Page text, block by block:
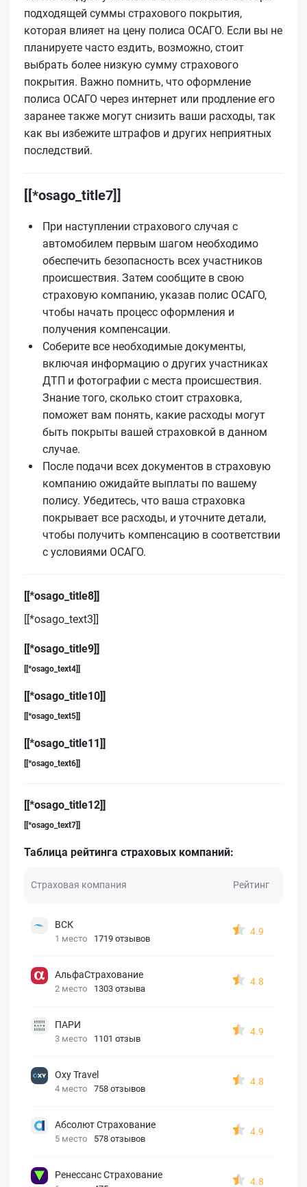
подходящей суммы страхового покрытия,
которая влияет на цену полиса ОСАГО. Если вы не
планируете часто ездить, возможно, стоит
выбрать более низкую сумму страхового
покрытия. Важно помнить, что оформление
полиса ОСАГО через интернет или продление его
заранее также могут снизить ваши расходы, так
как вы избежите штрафов и других неприятных
последствий.
[[*osago_title7]]
При наступлении страхового случая с
автомобилем первым шагом необходимо
обеспечить безопасность всех участников
происшествия. Затем сообщите в свою
страховую компанию, указав полис ОСАГО,
чтобы начать процесс оформления и
получения компенсации.
Соберите все необходимые документы,
включая информацию о других участниках
ДТП и фотографии с места происшествия.
Знание того, сколько стоит страховка,
поможет вам понять, какие расходы могут
быть покрыты вашей страховкой в данном
случае.
После подачи всех документов в страховую
компанию ожидайте выплаты по вашему
полису. Убедитесь, что ваша страховка
покрывает все расходы, и уточните детали,
чтобы получить компенсацию в соответствии
с условиями ОСАГО.
[[*osago_title8]]
[[*osago_text3]]
[[*osago_title9]]
[[*osago_text4]]
[[*osago_title10]]
[[*osago_text5]]
[[*osago_title11]]
[[*osago_text6]]
[[*osago_title12]]
[[*osago_text7]]
Таблица рейтинга страховых компаний:
Страховая компания Рейтинг
ВСК
1 место 1719 отзывов
4.9
АльфаСтрахование
2 место 1303 отзыва
4.8
ПАРИ
3 место 1101 отзыв
4.9
Oxy Travel
4 место 758 отзывов
4.8
Абсолют Страхование
5 место 578 отзывов
4.9
Ренессанс Страхование
4.8